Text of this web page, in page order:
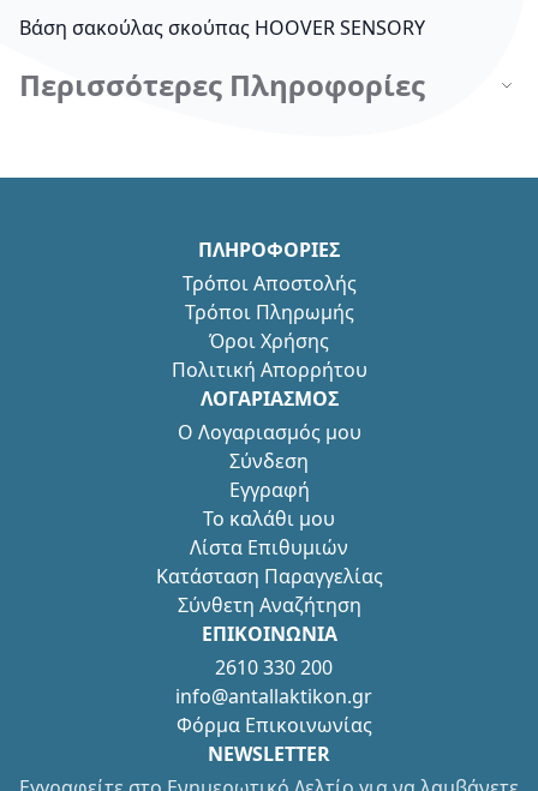
Βάση σακούλας σκούπας HOOVER SENSORY
Περισσότερες Πληροφορίες
ΠΛΗΡΟΦΟΡΙΕΣ
Τρόποι Αποστολής
Τρόποι Πληρωμής
Όροι Χρήσης
Πολιτική Απορρήτου
ΛΟΓΑΡΙΑΣΜΟΣ
Ο Λογαριασμός μου
Σύνδεση
Εγγραφή
Το καλάθι μου
Λίστα Επιθυμιών
Κατάσταση Παραγγελίας
Σύνθετη Αναζήτηση
ΕΠΙΚΟΙΝΩΝΙΑ
2610 330 200
info@antallaktikon.gr
Φόρμα Επικοινωνίας
NEWSLETTER